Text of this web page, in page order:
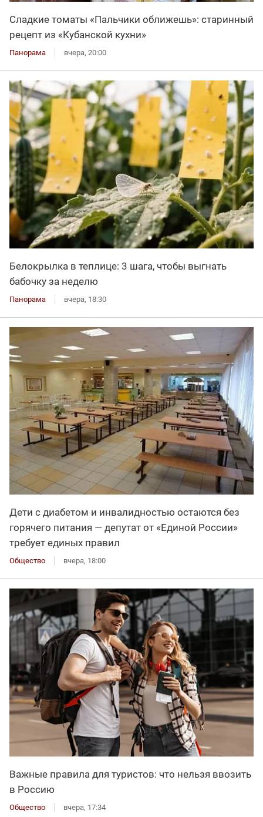
Сладкие томаты «Пальчики оближешь»: старинный
рецепт из «Кубанской кухни»
Панорама вчера, 20:00
Белокрылка в теплице: 3 шага, чтобы выгнать
бабочку за неделю
Панорама вчера, 18:30
Дети с диабетом и инвалидностью остаются без
горячего питания — депутат от «Единой России»
требует единых правил
Общество вчера, 18:00
Важные правила для туристов: что нельзя ввозить
в Россию
Общество вчера, 17:34